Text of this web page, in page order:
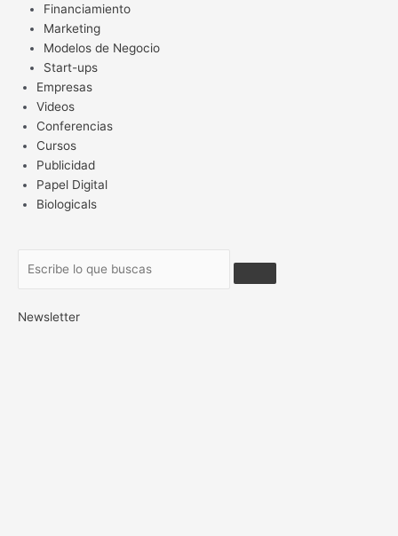
Financiamiento
Marketing
Modelos de Negocio
Start-ups
Empresas
Videos
Conferencias
Cursos
Publicidad
Papel Digital
Biologicals
Newsletter